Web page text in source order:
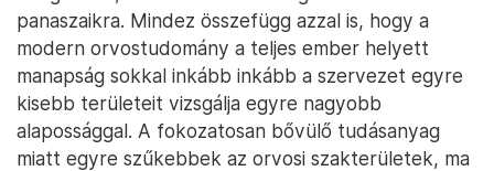
panaszaikra. Mindez összefügg azzal is, hogy a
modern orvostudomány a teljes ember helyett
manapság sokkal inkább inkább a szervezet egyre
kisebb területeit vizsgálja egyre nagyobb
alapossággal. A fokozatosan bővülő tudásanyag
miatt egyre szűkebbek az orvosi szakterületek, ma